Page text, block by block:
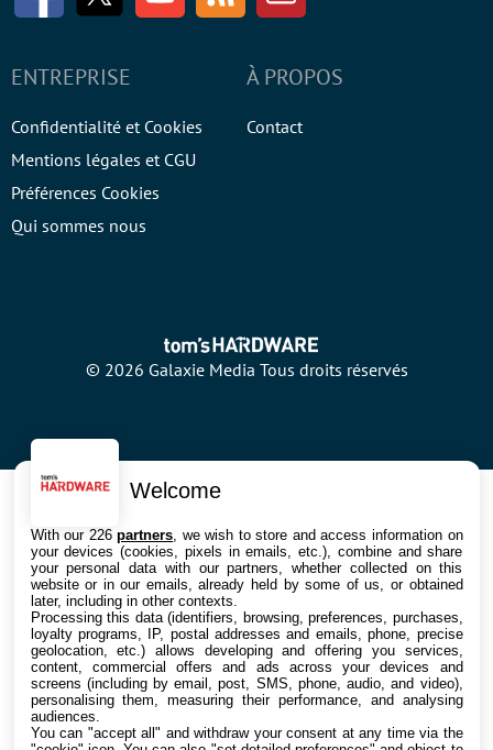
ENTREPRISE
Confidentialité et Cookies
Mentions légales et CGU
Préférences Cookies
Qui sommes nous
À PROPOS
Contact
© 2026 Galaxie Media Tous droits réservés
Welcome
With our 226partners , we wish to store and access information on
your devices (cookies, pixels in emails, etc.), combine and share
your personal data with our partners, whether collected on this
website or in our emails, already held by some of us, or obtained
later, including in other contexts.
Processing this data (identifiers, browsing, preferences, purchases,
loyalty programs, IP, postal addresses and emails, phone, precise
geolocation, etc.) allows developing and offering you services,
content, commercial offers and ads across your devices and
screens (including by email, post, SMS, phone, audio, and video),
personalising them, measuring their performance, and analysing
audiences.
You can "accept all" and withdraw your consent at any time via the